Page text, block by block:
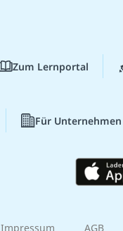
Zum Lernportal
Für Unternehmen
Impressum AGB